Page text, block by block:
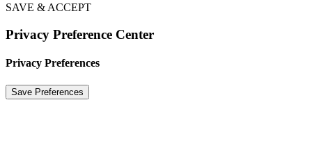
SAVE & ACCEPT
Privacy Preference Center
Privacy Preferences